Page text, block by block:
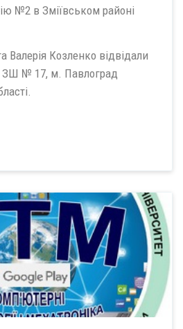
№2 в Зміївськом районі
Валерія Козленко відвідали
ЗШ № 17, м. Павлоград